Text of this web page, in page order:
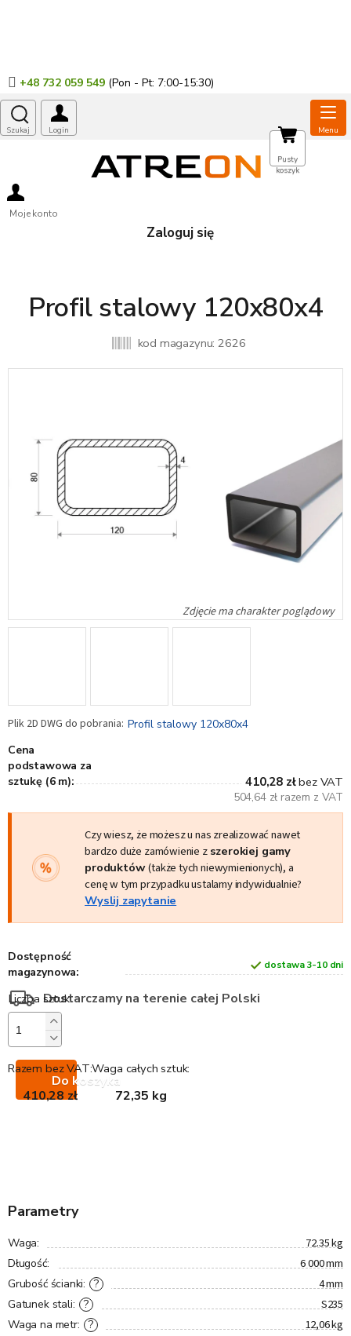
+48 732 059 549
Moje konto
Zaloguj się
KOSZYK
Pusty
koszyk
Profil stalowy 120x80x4
kod magazynu: 2626
Profil stalowy 120x80x4
Cena
podstawowa za
sztukę (6 m):
410,28 złbez VAT
504,64 zł razem z VAT
Czy wiesz, że możesz u nas zrealizować nawet
bardzo duże zamówienie z szerokiej gamy
produktów(także tych niewymienionych), a
cenę w tym przypadku ustalamy indywidualnie?
Wyslij zapytanie
Dostępność
magazynowa:
dostawa 3-10 dni
Dostarczamy na terenie całej Polski
Do koszyka
Waga całych sztuk:
72,35 kg
Razem bez VAT:
410,28 zł
Parametry
Waga: 72.35 kg
Długość: 6 000 mm
?
Grubość ścianki: 4 mm
?
Gatunek stali: S235
?
Waga na metr: 12,06 kg